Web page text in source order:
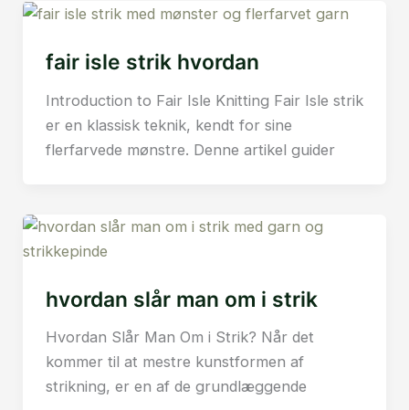
fair isle strik hvordan
Introduction to Fair Isle Knitting Fair Isle strik
er en klassisk teknik, kendt for sine
flerfarvede mønstre. Denne artikel guider
hvordan slår man om i strik
Hvordan Slår Man Om i Strik? Når det
kommer til at mestre kunstformen af
strikning, er en af de grundlæggende